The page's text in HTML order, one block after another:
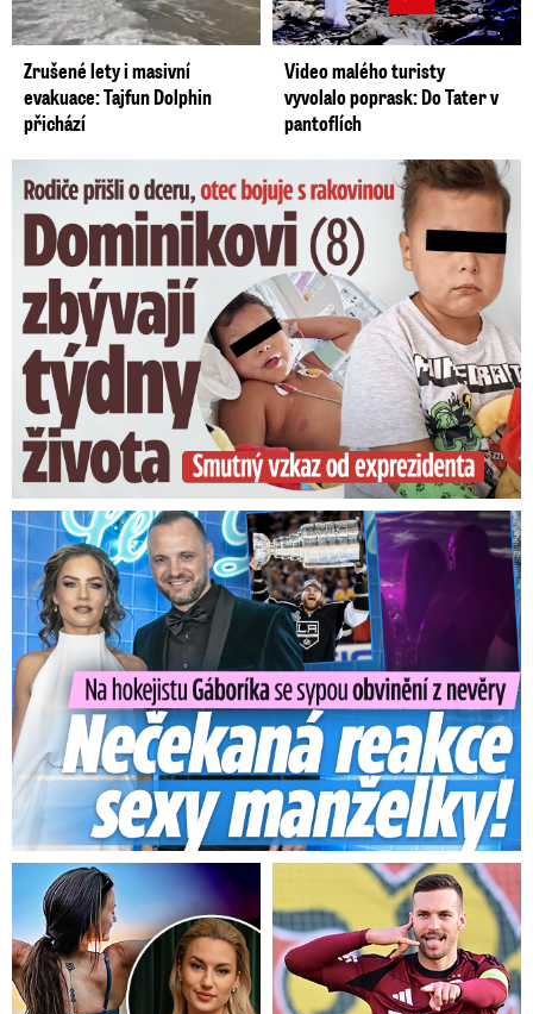
Zrušené lety i masivní
evakuace: Tajfun Dolphin
přichází
Video malého turisty
vyvolalo poprask: Do Tater v
pantoflích
Dominikovi (8) zbývají týdny života: Vzkaz od exprezidenta
Na Gáboríka se sypou obvinění z nevěry: Reakce manželky!